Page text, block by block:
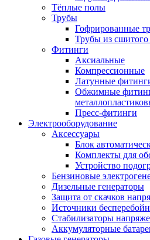
Тёплые полы
Трубы
Гофрированные
Трубы из сшитого
Фитинги
Аксиальные
Компрессионные
Латунные
Обжимные
Пресс-фитинги
Электрооборудование
Аксессуары
Блок
Комплекты для
Устройство
Бензиновые
Дизельные генераторы
Защита от скачков
Источники
Стабилизаторы
Аккумуляторные